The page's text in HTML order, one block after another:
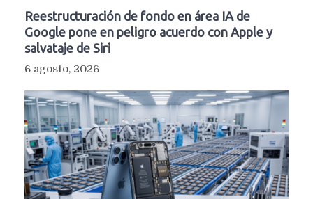
Reestructuración de fondo en área IA de
Google pone en peligro acuerdo con Apple y
salvataje de Siri
6 agosto, 2026